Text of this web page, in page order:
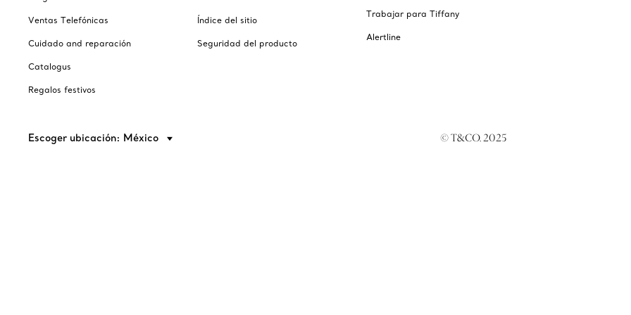
Ventas Telefónicas
Cuidado and reparación
Catalogus
Regalos festivos
Índice del sitio
Seguridad del producto
Trabajar para Tiffany
Alertline
Escoger ubicación: México © T&CO. 2025